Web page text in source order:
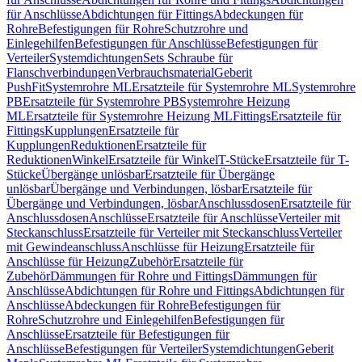
für AnschlüsseAbdichtungen für FittingsAbdeckungen für
RohreBefestigungen für RohreSchutzrohre und
EinlegehilfenBefestigungen für AnschlüsseBefestigungen für
VerteilerSystemdichtungenSets Schraube für
FlanschverbindungenVerbrauchsmaterialGeberit
PushFitSystemrohre MLErsatzteile für Systemrohre MLSystemrohre
PBErsatzteile für Systemrohre PBSystemrohre Heizung
MLErsatzteile für Systemrohre Heizung MLFittingsErsatzteile für
FittingsKupplungenErsatzteile für
KupplungenReduktionenErsatzteile für
ReduktionenWinkelErsatzteile für WinkelT-StückeErsatzteile für T-
StückeÜbergänge unlösbarErsatzteile für Übergänge
unlösbarÜbergänge und Verbindungen, lösbarErsatzteile für
Übergänge und Verbindungen, lösbarAnschlussdosenErsatzteile für
AnschlussdosenAnschlüsseErsatzteile für AnschlüsseVerteiler mit
SteckanschlussErsatzteile für Verteiler mit SteckanschlussVerteiler
mit GewindeanschlussAnschlüsse für HeizungErsatzteile für
Anschlüsse für HeizungZubehörErsatzteile für
ZubehörDämmungen für Rohre und FittingsDämmungen für
AnschlüsseAbdichtungen für Rohre und FittingsAbdichtungen für
AnschlüsseAbdeckungen für RohreBefestigungen für
RohreSchutzrohre und EinlegehilfenBefestigungen für
AnschlüsseErsatzteile für Befestigungen für
AnschlüsseBefestigungen für VerteilerSystemdichtungenGeberit